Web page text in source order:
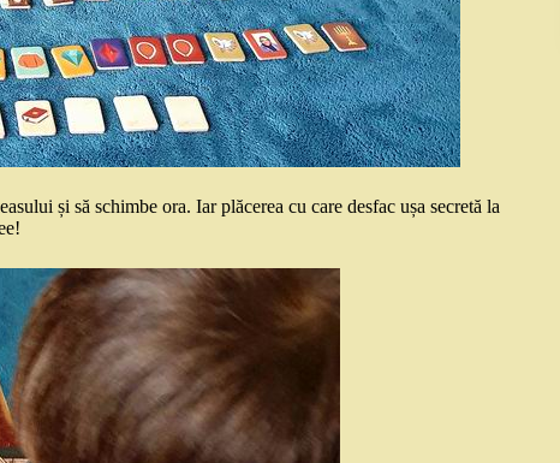
și să schimbe ora. Iar plăcerea cu care desfac ușa secretă la